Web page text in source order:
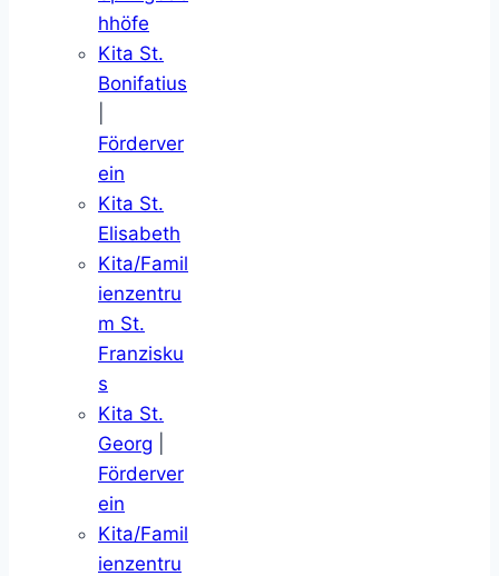
hhöfe
Kita St.
Bonifatius
Förderver
ein
Kita St.
Elisabeth
Kita/Famil
ienzentru
m St.
Franzisku
s
Kita St.
Georg
Förderver
ein
Kita/Famil
ienzentru